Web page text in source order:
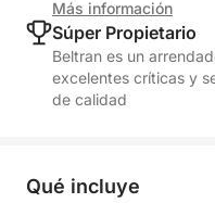
Más información
Súper Propietario
Beltran es un
excelentes críticas y
de calidad
Qué incluye